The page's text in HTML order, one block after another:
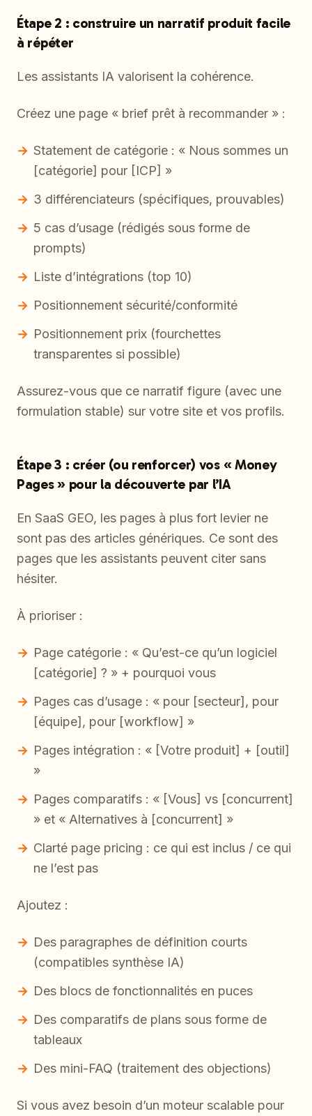
Étape 2 : construire un narratif produit facile
à répéter
Les assistants IA valorisent la cohérence.
Créez une page « brief prêt à recommander » :
Statement de catégorie : « Nous sommes un
[catégorie] pour [ICP] »
3 différenciateurs (spécifiques, prouvables)
5 cas d’usage (rédigés sous forme de
prompts)
Liste d’intégrations (top 10)
Positionnement sécurité/conformité
Positionnement prix (fourchettes
transparentes si possible)
Assurez-vous que ce narratif figure (avec une
formulation stable) sur votre site et vos profils.
Étape 3 : créer (ou renforcer) vos « Money
Pages » pour la découverte par l’IA
En SaaS GEO, les pages à plus fort levier ne
sont pas des articles génériques. Ce sont des
pages que les assistants peuvent citer sans
hésiter.
À prioriser :
Page catégorie : « Qu’est-ce qu’un logiciel
[catégorie] ? » + pourquoi vous
Pages cas d’usage : « pour [secteur], pour
[équipe], pour [workflow] »
Pages intégration : « [Votre produit] + [outil]
»
Pages comparatifs : « [Vous] vs [concurrent]
» et « Alternatives à [concurrent] »
Clarté page pricing : ce qui est inclus / ce qui
ne l’est pas
Ajoutez :
Des paragraphes de définition courts
(compatibles synthèse IA)
Des blocs de fonctionnalités en puces
Des comparatifs de plans sous forme de
tableaux
Des mini-FAQ (traitement des objections)
Si vous avez besoin d’un moteur scalable pour